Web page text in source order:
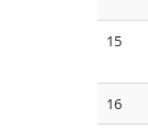
15
16